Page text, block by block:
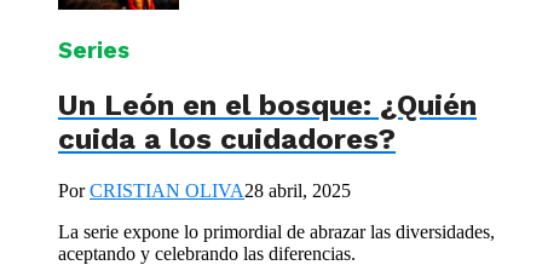
Series
Un León en el bosque: ¿Quién
cuida a los cuidadores?
PorCRISTIAN OLIVA28 abril, 2025
La serie expone lo primordial de abrazar las diversidades,
aceptando y celebrando las diferencias.